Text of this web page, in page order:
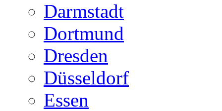
Darmstadt
Dortmund
Dresden
Düsseldorf
Essen